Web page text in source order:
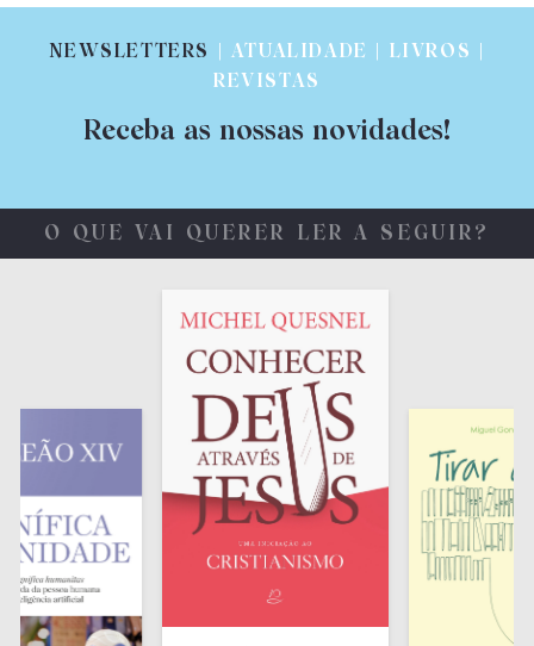
NEWSLETTERS
| ATUALIDADE | LIVROS |
REVISTAS
Receba as nossas novidades!
O QUE VAI QUERER LER A SEGUIR?